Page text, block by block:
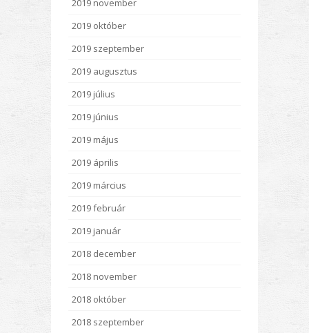
2019 november
2019 október
2019 szeptember
2019 augusztus
2019 július
2019 június
2019 május
2019 április
2019 március
2019 február
2019 január
2018 december
2018 november
2018 október
2018 szeptember